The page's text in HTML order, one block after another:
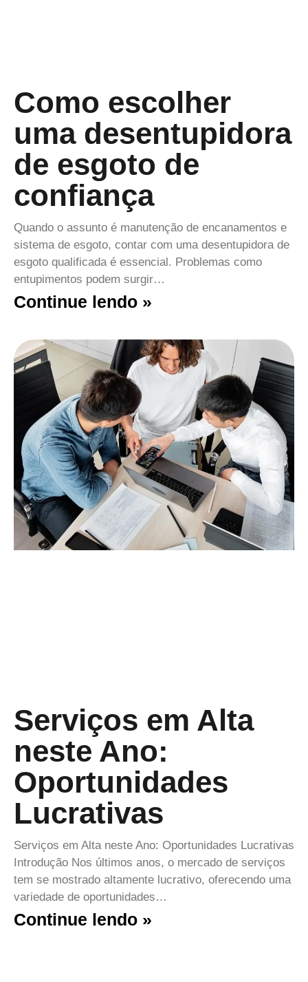
Como escolher
uma desentupidora
de esgoto de
confiança
Quando o assunto é manutenção de encanamentos e
sistema de esgoto, contar com uma desentupidora de
esgoto qualificada é essencial. Problemas como
entupimentos podem surgir…
Continue lendo »
Serviços em Alta
neste Ano:
Oportunidades
Lucrativas
Serviços em Alta neste Ano: Oportunidades Lucrativas
Introdução Nos últimos anos, o mercado de serviços
tem se mostrado altamente lucrativo, oferecendo uma
variedade de oportunidades…
Continue lendo »